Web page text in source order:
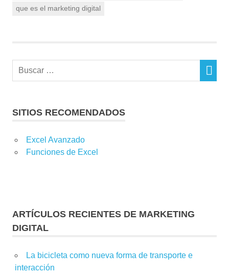
que es el marketing digital
SITIOS RECOMENDADOS
Excel Avanzado
Funciones de Excel
ARTÍCULOS RECIENTES DE MARKETING
DIGITAL
La bicicleta como nueva forma de transporte e
interacción